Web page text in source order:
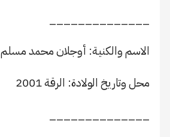
الاسم والكنية: أوجلان محمد مسلم
محل وتاريخ الولادة: الرقة 2001